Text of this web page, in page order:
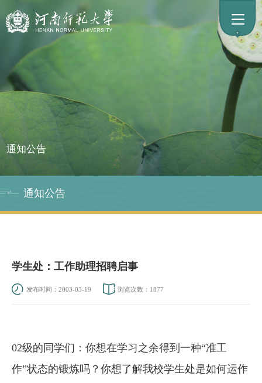
通知公告
通知公告
学生处：工作助理招聘启事
发布时间：2003-03-19 浏览次数： 1877
02级的同学们：你想在学习之余得到一种“准工
作”状态的锻炼吗？你想了解我校学生处是如何运作